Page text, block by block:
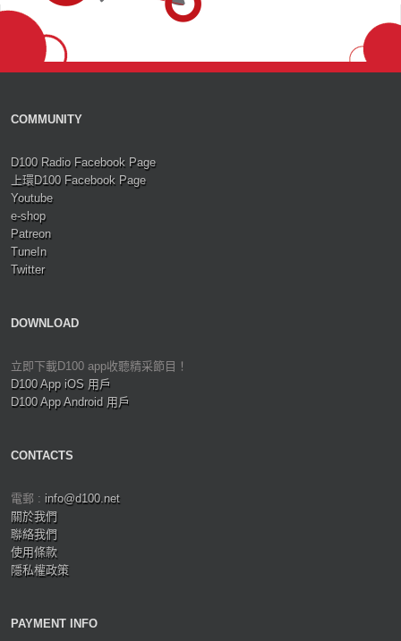
COMMUNITY
D100 Radio Facebook Page
上環D100 Facebook Page
Youtube
e-shop
Patreon
TuneIn
Twitter
DOWNLOAD
立即下載D100 app收聽精采節目！
D100 App iOS 用戶
D100 App Android 用戶
CONTACTS
電郵 : info@d100.net
關於我們
聯絡我們
使用條款
隱私權政策
PAYMENT INFO